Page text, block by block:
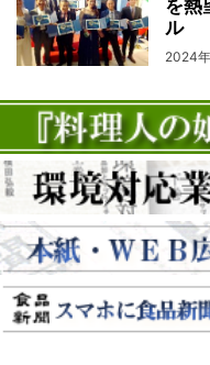
を熱
ル
2024